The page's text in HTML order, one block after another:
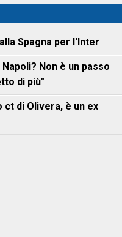
Spagna per l'Inter
Non è un passo
di più"
ct di Olivera, è un ex